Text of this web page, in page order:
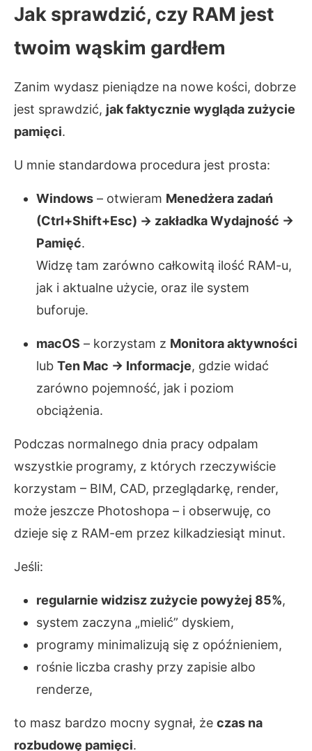
Jak sprawdzić, czy RAM jest
twoim wąskim gardłem
Zanim wydasz pieniądze na nowe kości, dobrze
jest sprawdzić, jak faktycznie wygląda zużycie
pamięci.
U mnie standardowa procedura jest prosta:
Windows – otwieram Menedżera zadań
(Ctrl+Shift+Esc) → zakładka Wydajność →
Pamięć.
Widzę tam zarówno całkowitą ilość RAM-u,
jak i aktualne użycie, oraz ile system
buforuje.
macOS – korzystam z Monitora aktywności
lub Ten Mac → Informacje, gdzie widać
zarówno pojemność, jak i poziom
obciążenia.
Podczas normalnego dnia pracy odpalam
wszystkie programy, z których rzeczywiście
korzystam – BIM, CAD, przeglądarkę, render,
może jeszcze Photoshopa – i obserwuję, co
dzieje się z RAM-em przez kilkadziesiąt minut.
Jeśli:
regularnie widzisz zużycie powyżej 85%,
system zaczyna „mielić” dyskiem,
programy minimalizują się z opóźnieniem,
rośnie liczba crashy przy zapisie albo
renderze,
to masz bardzo mocny sygnał, że czas na
rozbudowę pamięci.